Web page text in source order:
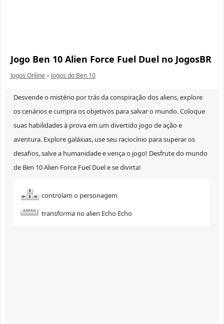
Jogo Ben 10 Alien Force Fuel Duel no JogosBR
Jogos Online» Jogos do Ben 10
Desvende o mistério por trás da conspiração dos aliens, explore
os cenários e cumpra os objetivos para salvar o mundo. Coloque
suas habilidades à prova em um divertido jogo de ação e
aventura. Explore galáxias, use seu raciocínio para superar os
desafios, salve a humanidade e vença o jogo! Desfrute do mundo
de Ben 10 Alien Force Fuel Duel e se divirta!
controlam o personagem
transforma no alien Echo Echo